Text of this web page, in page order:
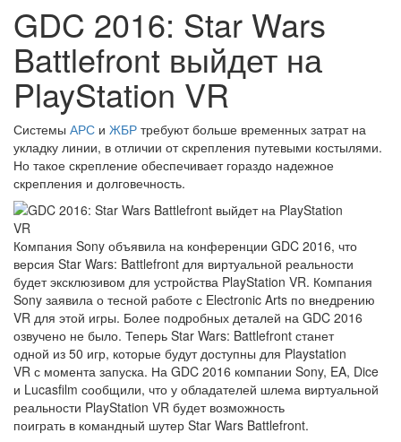
GDC 2016: Star Wars
Battlefront выйдет на
PlayStation VR
Системы АРС и ЖБР требуют больше временных затрат на
укладку линии, в отличии от скрепления путевыми костылями.
Но такое скрепление обеспечивает гораздо надежное
скрепления и долговечность.
Компания Sony объявила на конференции GDC 2016, что
версия Star Wars: Battlefront для виртуальной реальности
будет эксклюзивом для устройства PlayStation VR. Компания
Sony заявила о тесной работе с Electronic Arts по внедрению
VR для этой игры. Более подробных деталей на GDC 2016
озвучено не было. Теперь Star Wars: Battlefront станет
одной из 50 игр, которые будут доступны для Playstation
VR с момента запуска. На GDC 2016 компании Sony, EA, Dice
и Lucasfilm сообщили, что у обладателей шлема виртуальной
реальности PlayStation VR будет возможность
поиграть в командный шутер Star Wars Battlefront.